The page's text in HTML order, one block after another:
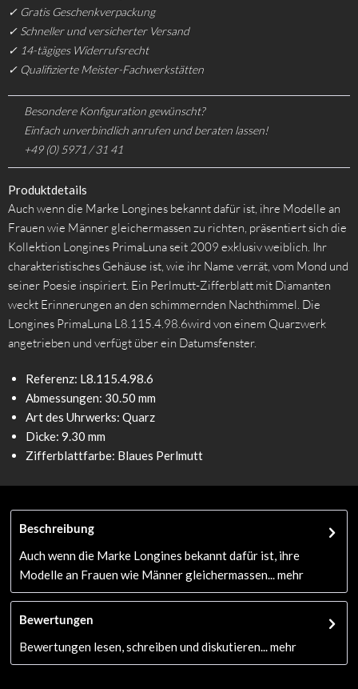
✓ Gratis Geschenkverpackung
✓ Schneller und versicherter Versand
✓ 14-tägiges Widerrufsrecht
✓ Qualifizierte Meister-Fachwerkstätten
Besondere Konfiguration gewünscht?
Einfach unverbindlich anrufen und beraten lassen!
+49 (0) 5971 / 31 41
Produktdetails
Auch wenn die Marke Longines bekannt dafür ist, ihre Modelle an
Frauen wie Männer gleichermassen zu richten, präsentiert sich die
Kollektion Longines PrimaLuna seit 2009 exklusiv weiblich. Ihr
charakteristisches Gehäuse ist, wie ihr Name verrät, vom Mond und
seiner Poesie inspiriert. Ein Perlmutt-Zifferblatt mit Diamanten
weckt Erinnerungen an den schimmernden Nachthimmel. Die
Longines PrimaLuna L8.115.4.98.6wird von einem Quarzwerk
angetrieben und verfügt über ein Datumsfenster.
Referenz: L8.115.4.98.6
Abmessungen: 30.50 mm
Art des Uhrwerks: Quarz
Dicke: 9.30 mm
Zifferblattfarbe: Blaues Perlmutt
Beschreibung
Auch wenn die Marke Longines bekannt dafür ist, ihre
Modelle an Frauen wie Männer gleichermassen...
mehr
Bewertungen
Bewertungen lesen, schreiben und diskutieren...
mehr